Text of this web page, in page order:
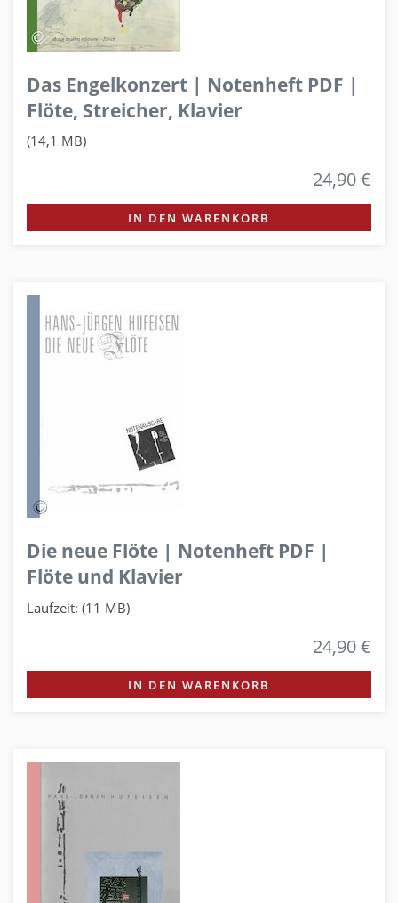
Das Engelkonzert | Notenheft PDF |
Flöte, Streicher, Klavier
(14,1 MB)
24,90 €
IN DEN WARENKORB
Die neue Flöte | Notenheft PDF |
Flöte und Klavier
Laufzeit: (11 MB)
24,90 €
IN DEN WARENKORB